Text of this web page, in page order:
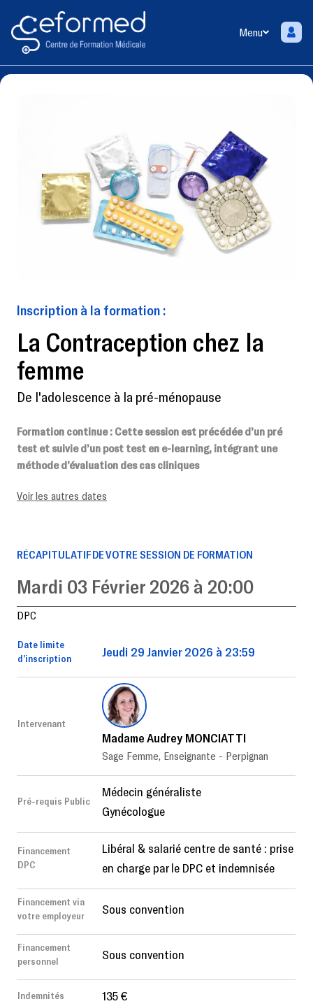
Menu
Inscription à la formation :
La Contraception chez la
femme
De l'adolescence à la pré-ménopause
Formation continue: Cette session est précédée d’un pré
test et suivie d’un post test en e-learning, intégrant une
méthode d’évaluation des cas cliniques
Voir les autres dates
RÉCAPITULATIF DE VOTRE SESSION DE FORMATION
Mardi 03 Février 2026 à 20:00
DPC
Date limite
d’inscription
Jeudi 29 Janvier 2026 à 23:59
Intervenant
Madame Audrey MONCIATTI
Sage Femme, Enseignante - Perpignan
Pré-requis Public
Médecin généraliste
Gynécologue
Financement
DPC
Libéral & salarié centre de santé : prise
en charge par le DPC et indemnisée
Financement via
votre employeur
Sous convention
Financement
personnel
Sous convention
Indemnités 135 €